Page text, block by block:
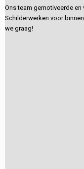
Ons team gemotiveerde
Schilderwerken voor
we graag!